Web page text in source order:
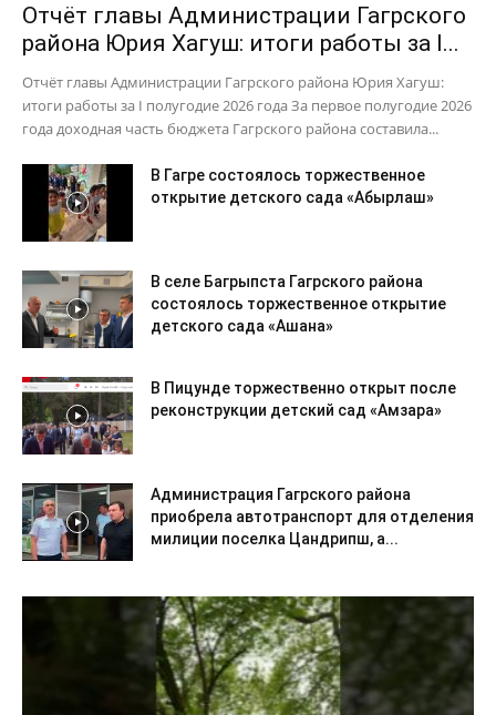
Отчёт главы Администрации Гагрского
района Юрия Хагуш: итоги работы за I...
Отчёт главы Администрации Гагрского района Юрия Хагуш:
итоги работы за I полугодие 2026 года За первое полугодие 2026
года доходная часть бюджета Гагрского района составила...
В Гагре состоялось торжественное
открытие детского сада «Абырлаш»
В селе Багрыпста Гагрского района
состоялось торжественное открытие
детского сада «Ашана»
В Пицунде торжественно открыт после
реконструкции детский сад «Амзара»
Администрация Гагрского района
приобрела автотранспорт для отделения
милиции поселка Цандрипш, а...